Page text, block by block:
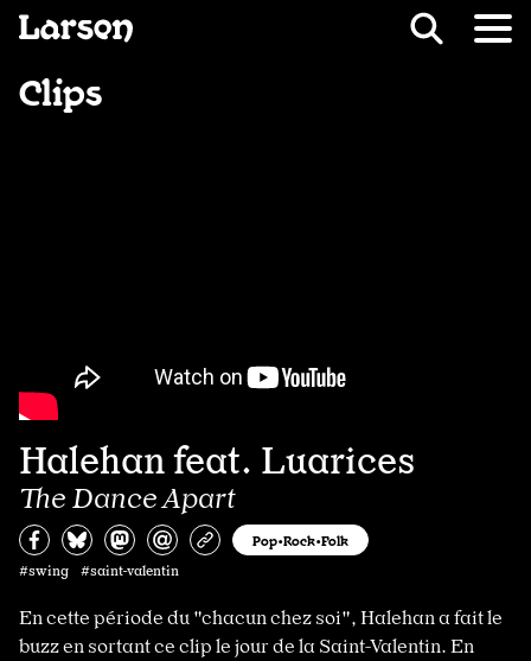
Fil d’ariane
Clips
Halehan feat. Luarices
The Dance Apart
Partagez sur Facebook
Partager sur Bluesky
Partager sur Mastodon
Partagez par e-mail
Copiez l’urlPop•Rock•Folk
#swing #saint-valentin
En cette période du "chacun chez soi", Halehan a fait le
buzz en sortant ce clip le jour de la Saint-Valentin. En